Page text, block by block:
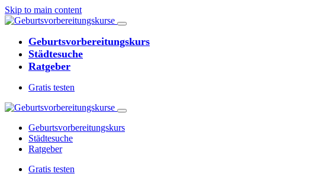
Skip to main content
Geburtsvorbereitungskurs
Städtesuche
Ratgeber
Gratis testen
Geburtsvorbereitungskurs
Städtesuche
Ratgeber
Gratis testen